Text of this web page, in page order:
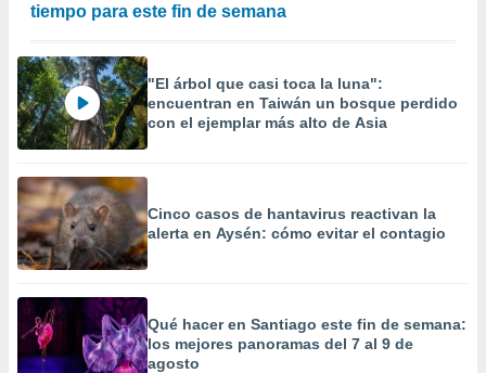
tiempo para este fin de semana
"El árbol que casi toca la luna":
encuentran en Taiwán un bosque perdido
con el ejemplar más alto de Asia
Cinco casos de hantavirus reactivan la
alerta en Aysén: cómo evitar el contagio
Qué hacer en Santiago este fin de semana:
los mejores panoramas del 7 al 9 de
agosto